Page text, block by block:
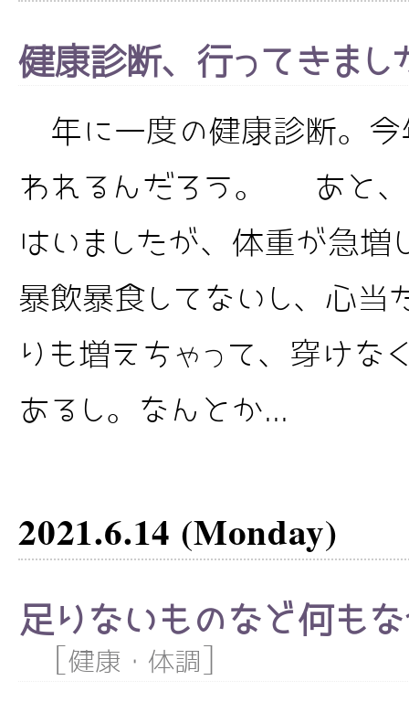
健康診断、行ってきまし
年に一度の健康診断。今
われるんだろう。 あと、
はいましたが、体重が急増
暴飲暴食してないし、心
りも増えちゃって、穿けな
あるし。なんとか...
2021.6.14 (Monday)
足りないものなど何も
[健康・体調